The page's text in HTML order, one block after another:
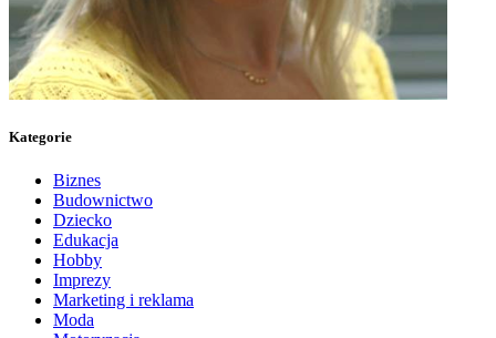
Kategorie
Biznes
Budownictwo
Dziecko
Edukacja
Hobby
Imprezy
Marketing i reklama
Moda